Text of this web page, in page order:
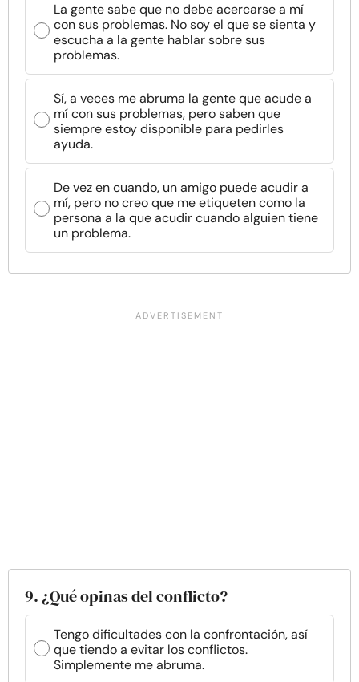
La gente sabe que no debe acercarse a mí
con sus problemas. No soy el que se sienta y
escucha a la gente hablar sobre sus
problemas.
Sí, a veces me abruma la gente que acude a
mí con sus problemas, pero saben que
siempre estoy disponible para pedirles
ayuda.
De vez en cuando, un amigo puede acudir a
mí, pero no creo que me etiqueten como la
persona a la que acudir cuando alguien tiene
un problema.
9. ¿Qué opinas del conflicto?
Tengo dificultades con la confrontación, así
que tiendo a evitar los conflictos.
Simplemente me abruma.